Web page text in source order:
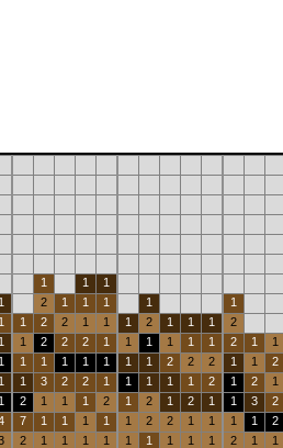
1
1 1
1 2 1 1 1 1 1
1 1 2 2 1 1 1 2 1 1 1 2
1 1 2 2 2 1 1 1 1 1 1 2 1 1
1 1 1 1 1 1 1 1 2 2 2 1 1 2
1 1 3 2 2 1 1 1 1 1 2 1 2 1
1 2 1 1 1 2 1 2 1 2 1 1 3 2
7 1 1 1 1 1 2 2 1 1 1 1 2
2 1 1 1 1 1 1 1 1 1 2 1 1